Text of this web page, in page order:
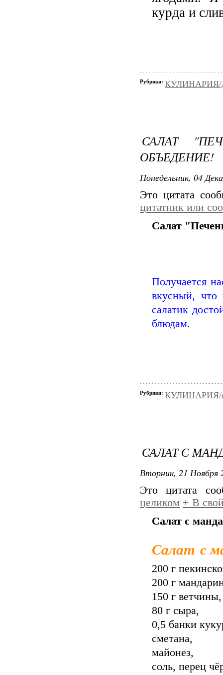
курда и
Рубрики: КУЛИНАРИЯ/
САЛАТ
ОБЪЕДЕНИЕ!
Понедельник, 04
Это цитата
цитатник или
Салат
Получается
вкусный, что
салатик
блюдам.
Рубрики: КУЛИНАРИЯ/
САЛАТ С
Вторник, 21 Ноября
Это цитата
целиком + В
Салат с
Салат с
200 г
200 г
150 г ветчины,
80 г сыра,
0,5 банки
сметана,
майонез,
соль, перец